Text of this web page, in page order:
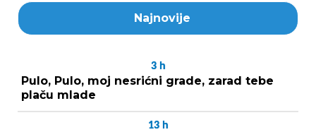
Najnovije
3 h
Pulo, Pulo, moj nesrićni grade, zarad tebe
plaču mlade
13 h